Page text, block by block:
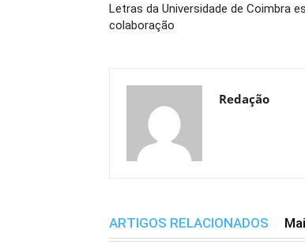
Letras da Universidade de Coimbra
colaboração
Redação
ARTIGOS RELACIONADOS